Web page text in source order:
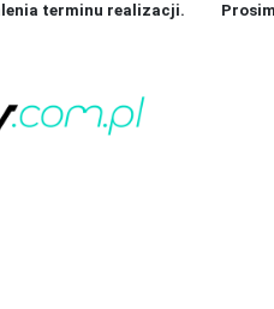
terminu realizacji. P